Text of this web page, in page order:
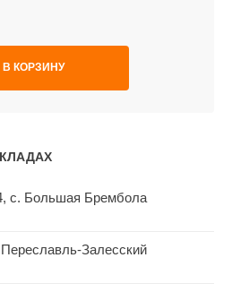
В КОРЗИНУ
c. Большая Брембола
Залесский